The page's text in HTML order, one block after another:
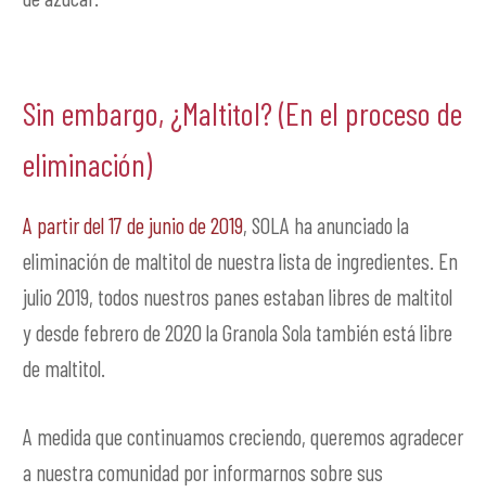
Sin embargo, ¿Maltitol? (En el proceso de
eliminación)
A partir del 17 de junio de 2019, SOLA ha anunciado la
eliminación de maltitol de nuestra lista de ingredientes. En
julio 2019, todos nuestros panes estaban libres de maltitol
y desde febrero de 2020 la Granola Sola también está libre
de maltitol.
A medida que continuamos creciendo, queremos agradecer
a nuestra comunidad por informarnos sobre sus